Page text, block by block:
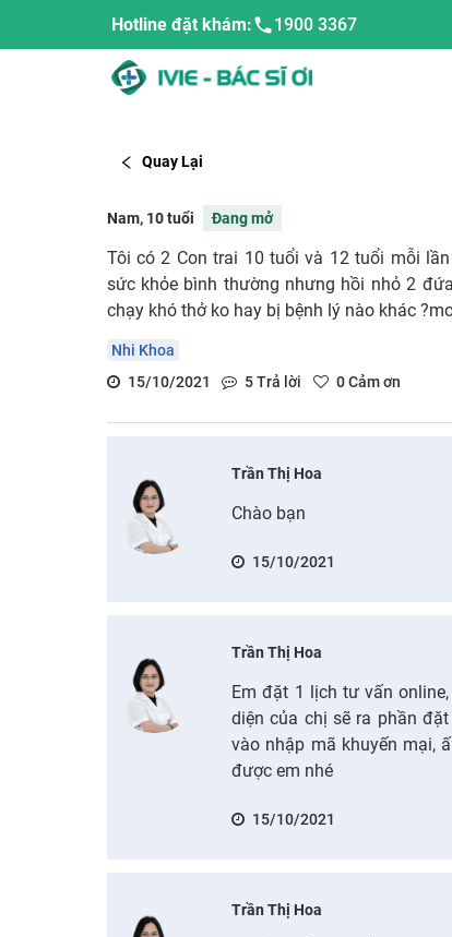
Hotline đặt khám: 1900 3367
Quay Lại
Nam, 10 tuổi Đang mở
Tôi có 2 Con trai 10 tuổi và 12 tuổi mỗi
sức khỏe bình thường nhưng hồi nhỏ 2
chạy khó thở ko hay bị bệnh lý nào khác
Nhi Khoa
15/10/2021
5Trả lời 0Cảm ơn
Trần Thị Hoa
Chào bạn
15/10/2021
Trần Thị Hoa
Em đặt 1 lịch tư vấn
diện của chị sẽ ra phần
vào nhập mã khuyến mại,
được em nhé
15/10/2021
Trần Thị Hoa